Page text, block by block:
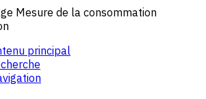
Mesure de la consommation
principal